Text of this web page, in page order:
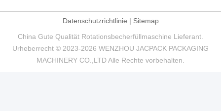
Datenschutzrichtlinie | Sitemap
China Gute Qualität Rotationsbecherfüllmaschine Lieferant.
Urheberrecht © 2023-2026 WENZHOU JACPACK PACKAGING
MACHINERY CO.,LTD Alle Rechte vorbehalten.